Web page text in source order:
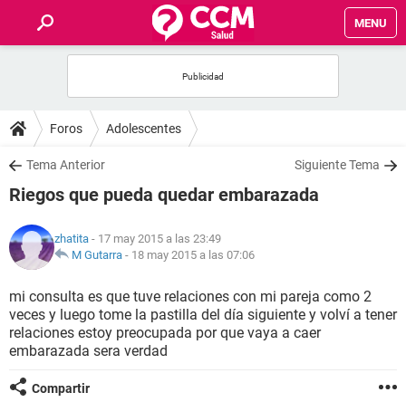
MENU
FOROS
SALUD
FAMILIA
NUTRICIÓN
BIENESTAR
SEXUALIDAD
GLOSARIO
Foros Adolescentes
Tema Anterior Siguiente Tema
Riegos que pueda quedar embarazada
zhatita - 17 may 2015 a las 23:49
M Gutarra - 18 may 2015 a las 07:06
mi consulta es que tuve relaciones con mi pareja como 2
veces y luego tome la pastilla del día siguiente y volví a tener
relaciones estoy preocupada por que vaya a caer
embarazada sera verdad
Compartir